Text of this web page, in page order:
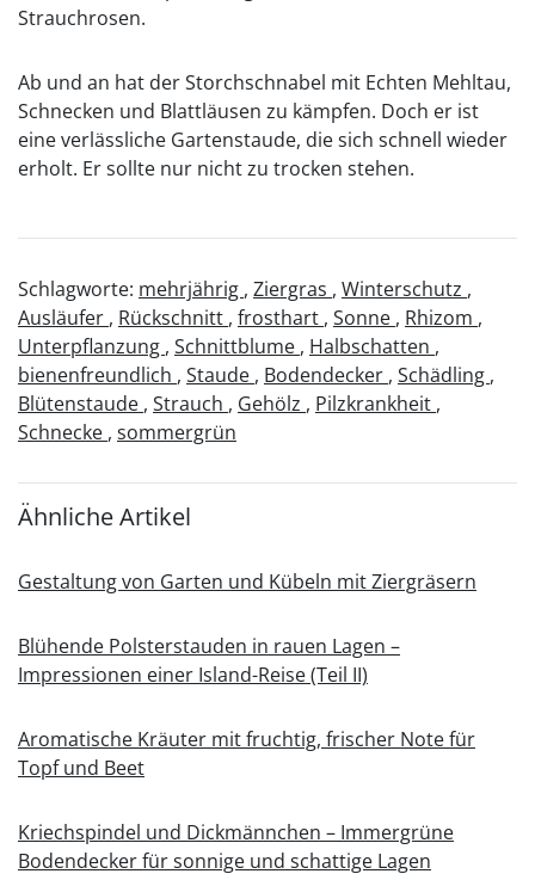
Strauchrosen.
Ab und an hat der Storchschnabel mit Echten Mehltau,
Schnecken und Blattläusen zu kämpfen. Doch er ist
eine verlässliche Gartenstaude, die sich schnell wieder
erholt. Er sollte nur nicht zu trocken stehen.
Schlagworte: mehrjährig , Ziergras , Winterschutz ,
Ausläufer , Rückschnitt , frosthart , Sonne , Rhizom ,
Unterpflanzung , Schnittblume , Halbschatten ,
bienenfreundlich , Staude , Bodendecker , Schädling ,
Blütenstaude , Strauch , Gehölz , Pilzkrankheit ,
Schnecke , sommergrün
Ähnliche Artikel
Gestaltung von Garten und Kübeln mit Ziergräsern
Blühende Polsterstauden in rauen Lagen –
Impressionen einer Island-Reise (Teil II)
Aromatische Kräuter mit fruchtig, frischer Note für
Topf und Beet
Kriechspindel und Dickmännchen – Immergrüne
Bodendecker für sonnige und schattige Lagen